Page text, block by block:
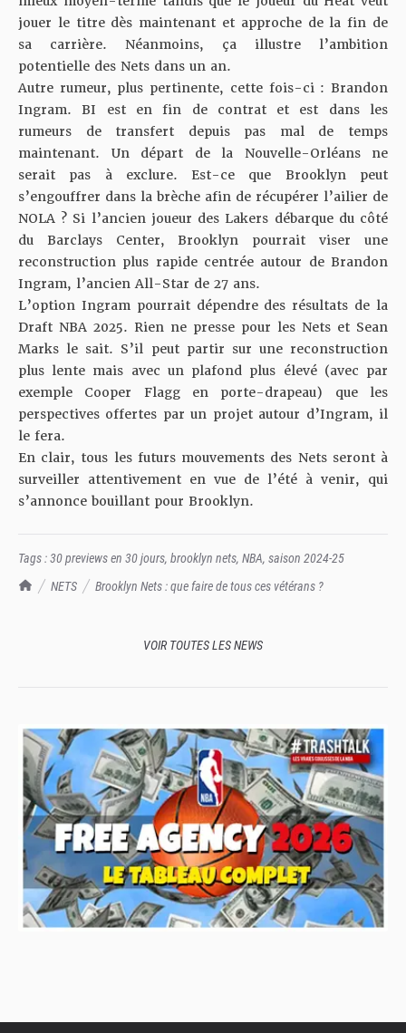
TrashTalk Actu NBA
NETS Brooklyn Nets : que faire de tous ces vétérans ?
jouer le titre dès maintenant et approche de la fin de
sa carrière. Néanmoins, ça illustre l’ambition
potentielle des Nets dans un an.
Autre rumeur, plus pertinente, cette fois-ci : Brandon
Ingram. BI est en fin de contrat et est dans les
rumeurs de transfert depuis pas mal de temps
maintenant. Un départ de la Nouvelle-Orléans ne
serait pas à exclure. Est-ce que Brooklyn peut
s’engouffrer dans la brèche afin de récupérer l’ailier de
NOLA ? Si l’ancien joueur des Lakers débarque du côté
du Barclays Center, Brooklyn pourrait viser une
reconstruction plus rapide centrée autour de Brandon
Ingram, l’ancien All-Star de 27 ans.
L’option Ingram pourrait dépendre des résultats de la
Draft NBA 2025. Rien ne presse pour les Nets et Sean
Marks le sait. S’il peut partir sur une reconstruction
plus lente mais avec un plafond plus élevé (avec par
exemple Cooper Flagg en porte-drapeau) que les
perspectives offertes par un projet autour d’Ingram, il
le fera.
En clair, tous les futurs mouvements des Nets seront à
surveiller attentivement en vue de l’été à venir, qui
s’annonce bouillant pour Brooklyn.
Tags :30 previews en 30 jours, brooklyn nets, NBA, saison 2024-25
VOIR TOUTES LES NEWS